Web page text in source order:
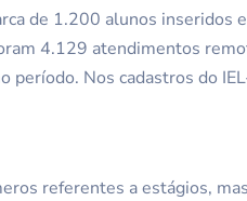
de 1.200 alunos
4.129 atendimentos
período. Nos cadastros do
referentes a estágios,